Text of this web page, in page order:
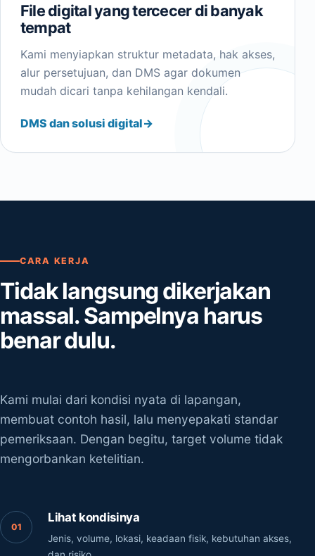
File digital yang tercecer di banyak
tempat
Kami menyiapkan struktur metadata, hak akses,
alur persetujuan, dan DMS agar dokumen
mudah dicari tanpa kehilangan kendali.
DMS dan solusi digital
CARA KERJA
Tidak langsung dikerjakan
massal. Sampelnya harus
benar dulu.
Kami mulai dari kondisi nyata di lapangan,
membuat contoh hasil, lalu menyepakati standar
pemeriksaan. Dengan begitu, target volume tidak
mengorbankan ketelitian.
Lihat kondisinya
Jenis, volume, lokasi, keadaan fisik, kebutuhan akses,